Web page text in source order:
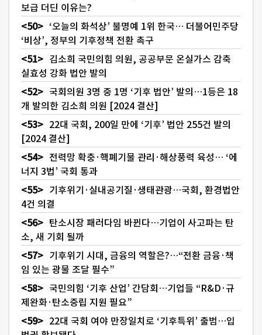
보급 더딘 이유는?
‘오늘의 화석상’ 불명예 1위 한국… 더불어민주당
‘비상’, 정부의 기후정책 전환 촉구
김소희 국민의힘 의원, 공공부문 온실가스 감축
실효성 강화 법안 발의
국회의원 3명 중 1명 ‘기후 법안’ 발의…1등은 18
개 발의한 김소희 의원 [2024 결산]
22대 국회, 200일 만에 ‘기후’ 법안 255건 발의
[2024 결산]
전력망 확충·핵폐기물 관리·해상풍력 육성… ‘에
너지 3법’ 국회 통과
기후위기·실내공기질·생태관광…국회, 환경법안
4건 의결
탄소시장 패러다임 바뀐다…기업이 사고파는 탄
소, 새 기회 될까
기후위기 시대, 금융의 역할은?…“전환 금융·책
임 있는 광물 조달 필수”
국민의힘 ‘기후 산업’ 간담회…기업들 “R&D·규
제완화·탄소중립 지원 필요”
22대 국회 여야 만장일치로 ‘기후특위’ 출범…입